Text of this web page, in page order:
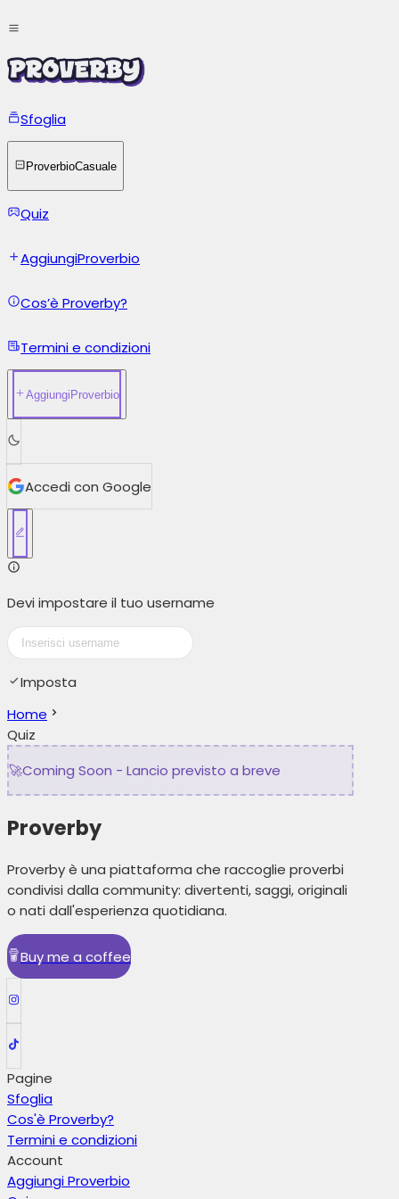
Sfoglia
ProverbioCasuale
Quiz
AggiungiProverbio
Cos’è Proverby?
Termini e condizioni
AggiungiProverbio
Accedi con Google
Devi impostare il tuo username
Imposta
Home
Quiz
🚀Coming Soon - Lancio previsto a breve
Proverby
Proverby è una piattaforma che raccoglie proverbi
condivisi dalla community: divertenti, saggi, originali
o nati dall'esperienza quotidiana.
Buy me a coffee
Pagine
Sfoglia
Cos'è Proverby?
Termini e condizioni
Account
Aggiungi Proverbio